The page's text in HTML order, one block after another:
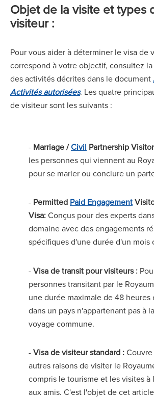
Objet de la visite et types
visiteur :
Pour vous aider à déterminer le visa de
correspond à votre objectif, consultez
des activités décrites dans le document
Activités autorisées. Les quatre
de visiteur sont les suivants :
- Marriage /Civil Partnership
les personnes qui viennent au
pour se marier ou conclure un
- Permitted Paid Engagement
Visa:Conçus pour des experts
domaine avec des engagements
spécifiques d'une durée d'un mois
-Visa de transit pour visiteurs :
personnes transitant par le
une durée maximale de 48 heures
dans un pays n'appartenant pas à
voyage commune.
-Visa de visiteur standard :
autres raisons de visiter le
compris le tourisme et les visites à
aux amis. C'est l'objet de cet